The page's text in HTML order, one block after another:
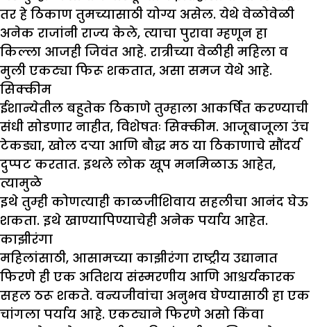
तर हे ठिकाण तुमच्यासाठी योग्य असेल. येथे वेळोवेळी
अनेक राजांनी राज्य केले, त्याचा पुरावा म्हणून हा
किल्ला आजही जिवंत आहे. रात्रीच्या वेळीही महिला व
मुली एकट्या फिरू शकतात, असा समज येथे आहे.
सिक्कीम
ईशान्येतील बहुतेक ठिकाणे तुम्हाला आकर्षित करण्याची
संधी सोडणार नाहीत, विशेषतः सिक्कीम. आजूबाजूला उंच
टेकड्या, खोल दऱ्या आणि बौद्ध मठ या ठिकाणाचे सौंदर्य
दुप्पट करतात. इथले लोक खूप मनमिळाऊ आहेत,
त्यामुळे
इथे तुम्ही कोणत्याही काळजीशिवाय सहलीचा आनंद घेऊ
शकता. इथे खाण्यापिण्याचेही अनेक पर्याय आहेत.
काझीरंगा
महिलांसाठी, आसामच्या काझीरंगा राष्ट्रीय उद्यानात
फिरणे ही एक अतिशय संस्मरणीय आणि आश्चर्यकारक
सहल ठरू शकते. वन्यजीवांचा अनुभव घेण्यासाठी हा एक
चांगला पर्याय आहे. एकट्याने फिरणे असो किंवा